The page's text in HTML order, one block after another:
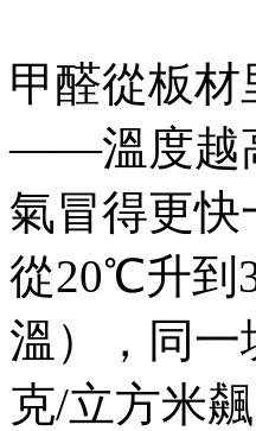
甲醛從板材
——溫度越
氣冒得更快
從20℃升到
溫），同一
克/立方米飆